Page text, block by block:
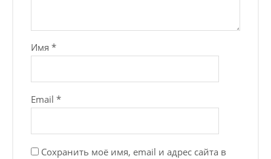
Имя*
Email*
Сохранить моё имя, email и адрес сайта в